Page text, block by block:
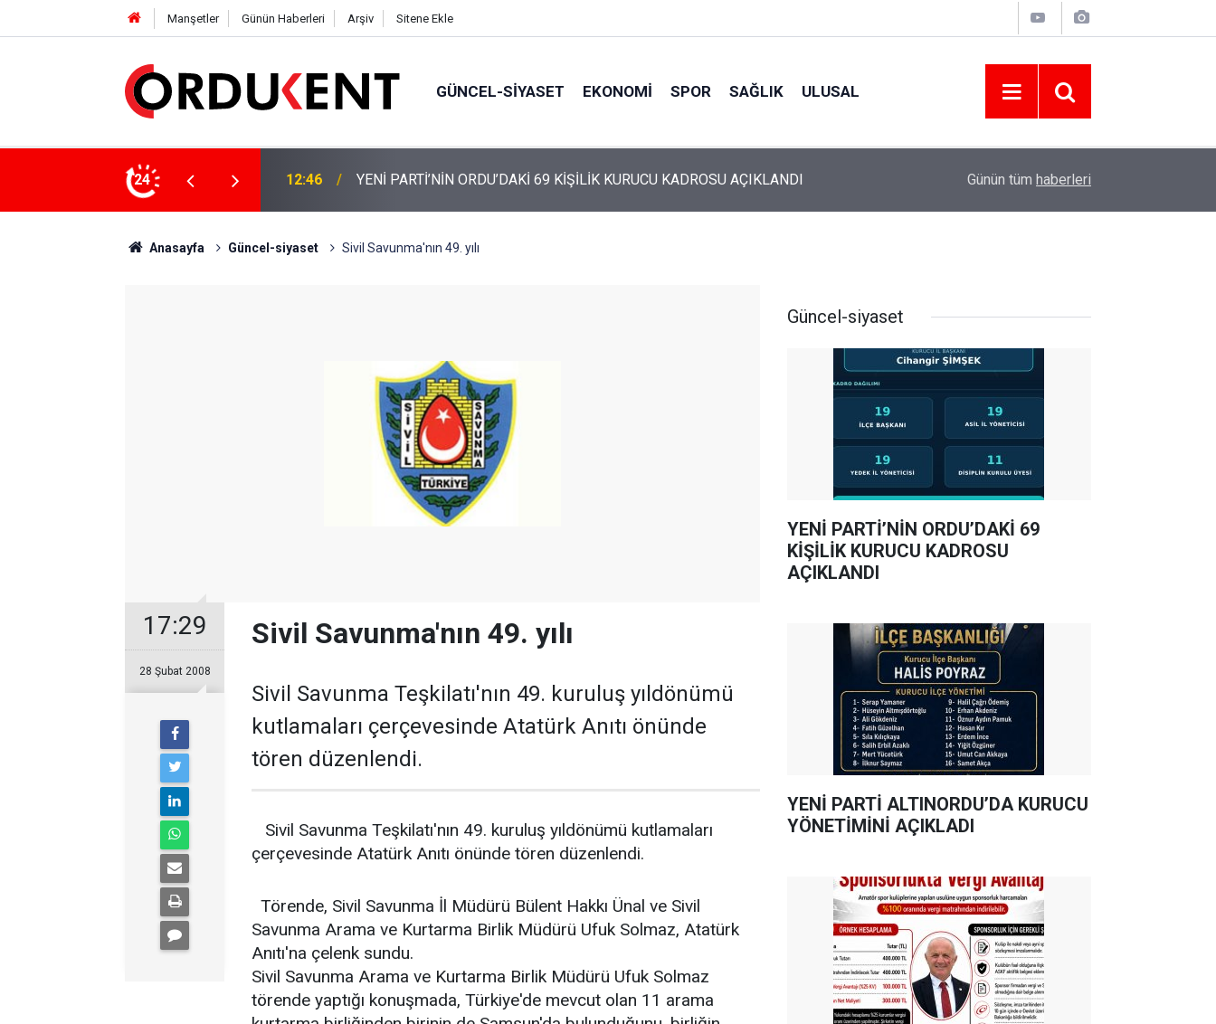
Manşetler Günün Haberleri Arşiv Sitene Ekle
GÜNCEL-SIYASET EKONOMI SPOR SAĞLIK ULUSAL
24
KURUCU KADROSU AÇIKLANDI 12:22 YENİ PARTİ ALTINORDU’DA KURUCU YÖNETİMİNİ AÇIKLADI ORDU ASKF’DEN İŞ DÜNYASINA AMATÖR
Günün tüm haberleri
Anasayfa Güncel-siyaset Sivil Savunma'nın 49. yılı
17:29
28 Şubat 2008
Sivil Savunma'nın 49. yılı
Sivil Savunma Teşkilatı'nın 49. kuruluş yıldönümü
kutlamaları çerçevesinde Atatürk Anıtı önünde
tören düzenlendi.
Sivil Savunma Teşkilatı'nın 49. kuruluş yıldönümü kutlamaları
çerçevesinde Atatürk Anıtı önünde tören düzenlendi.
Törende, Sivil Savunma İl Müdürü Bülent Hakkı Ünal ve Sivil
Savunma Arama ve Kurtarma Birlik Müdürü Ufuk Solmaz, Atatürk
Anıtı'na çelenk sundu.
Sivil Savunma Arama ve Kurtarma Birlik Müdürü Ufuk Solmaz
törende yaptığı konuşmada, Türkiye'de mevcut olan 11 arama
Güncel-siyaset
YENİ PARTİ’NİN ORDU’DAKİ 69
KİŞİLİK KURUCU KADROSU
AÇIKLANDI
YENİ PARTİ ALTINORDU’DA KURUCU
YÖNETİMİNİ AÇIKLADI